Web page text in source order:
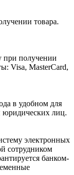
товара.
при получении
Visa, MasterCard,
в удобном для
юридических лиц.
электронных
сотрудником
банком-